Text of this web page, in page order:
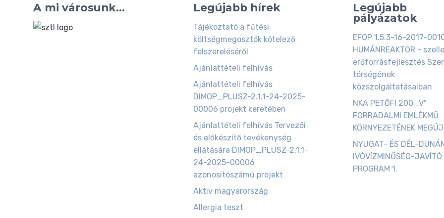
A mi városunk... Legújabb hírek
Tájékoztató a fűtési
költségmegosztók kötelező
felszereléséről
Ajánlattételi felhívás
Ajánlattételi felhívás
DIMOP_PLUSZ-2.1.1-24-2025-
00006 projekt keretében
Ajánlattételi felhívás Tervezői
és előkészítő tevékenység
ellátására DIMOP_PLUSZ-2.1.1-
24-2025-00006
azonosítószámú projekt
Aktiv magyarország
Allergia teszt
Legújabb
pályázatok
EFOP 1.5.3-16-2017-
HUMÁNREAKTOR -
erőforrásfejlesztés
térségének
közszolgáltatásaiban
NKA PETŐFI 200 ,,V"
FORRADALMI EMLÉKMŰ
KÖRNYEZETÉNEK
NYUGAT- ÉS DÉL-
IVÓVÍZMINŐSÉG-JAVÍTÓ
PROGRAM 1.